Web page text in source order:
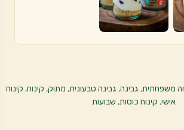
משפחתית, גבינה, גבינה טבעונית, מתוק, קינוח, קינוח
אישי, קינוח כוסות, שבועות